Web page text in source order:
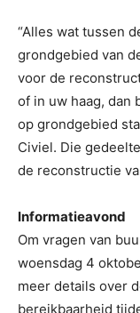
“Alles wat tussen
grondgebied van
voor de
of in uw haag, dan
op grondgebied
Civiel. Die
de reconstructie
Informatieavond
Om vragen van
woensdag 4
meer details over
bereikbaarheid